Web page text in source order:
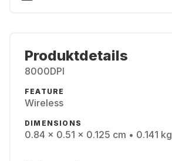
Produktdetails
8000DPI
FEATURE
Wireless
DIMENSIONS
0.84 x 0.51 x 0.125 cm • 0.141 kg